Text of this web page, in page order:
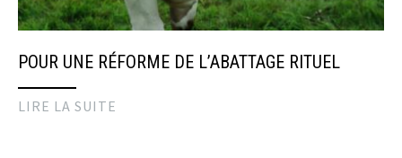
POUR UNE RÉFORME DE L’ABATTAGE RITUEL
LIRE LA SUITE